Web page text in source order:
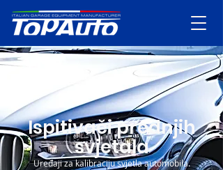
Ispitivači prednjih
svjetala
Uređaji za kalibraciju svjetla automobila.